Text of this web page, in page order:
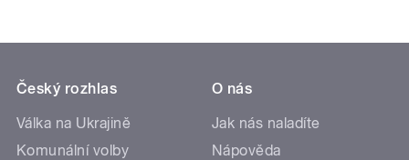
Český rozhlas
Válka na Ukrajině
Komunální volby
O nás
Jak nás naladíte
Nápověda